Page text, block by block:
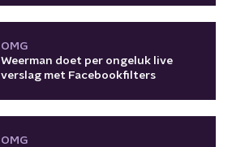
OMG
Weerman doet per ongeluk live
verslag met Facebookfilters
OMG